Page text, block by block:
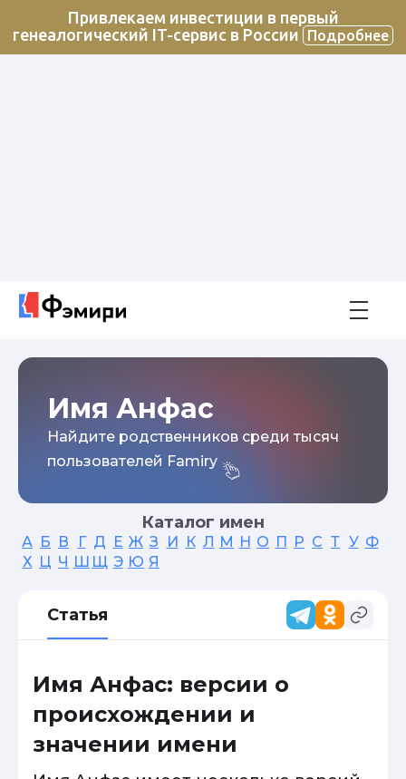
Привлекаем инвестиции в первый
генеалогический IT-сервис в России
Подробнее
Имя Анфас
Найдите родственников среди тысяч
пользователей Famiry
Каталог имен
А Б В Г Д Е Ж З И К Л М Н О П Р С Т У Ф
Х Ц Ч Ш Щ Э Ю Я
Статья
Имя Анфас: версии о
происхождении и
значении имени